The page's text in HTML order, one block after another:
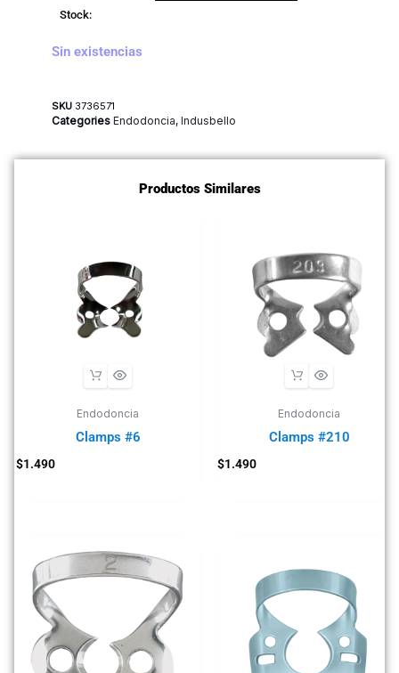
Stock:
Sin existencias
SKU 3736571
Categories Endodoncia, Indusbello
Productos Similares
Endodoncia
Clamps #6
$1.490
Endodoncia
Clamps #210
$1.490